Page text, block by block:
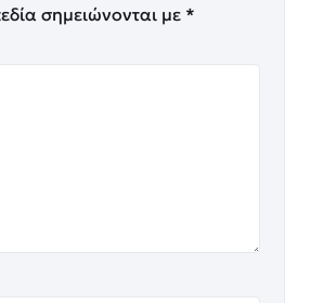
σημειώνονται με *